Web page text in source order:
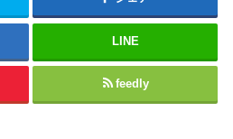
LINE
feedly